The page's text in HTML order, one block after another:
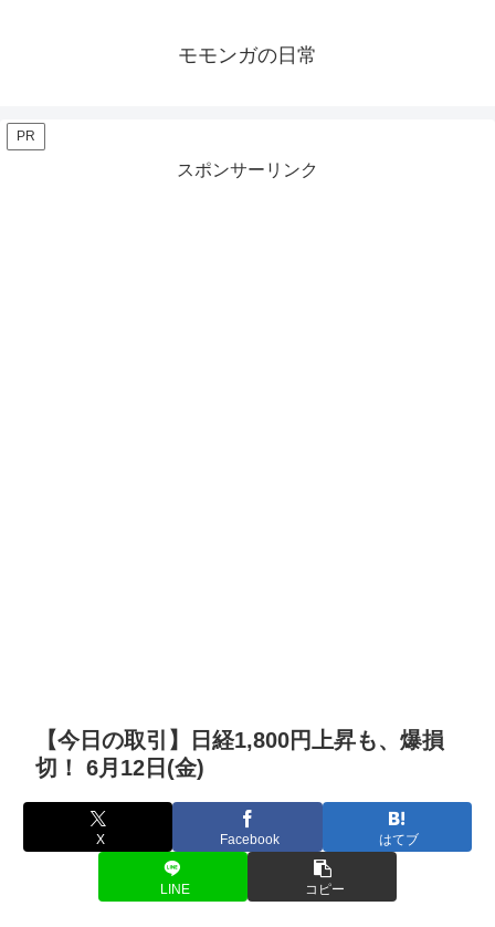
モモンガの日常
PR
スポンサーリンク
【今日の取引】日経1,800円上昇も、爆損
切！ 6月12日(金)
X Facebook はてブ
LINE コピー